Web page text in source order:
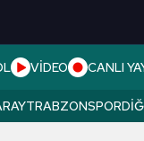
VİDEO CANLI
TRABZONSPOR